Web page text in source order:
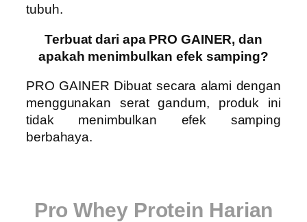
tubuh.
Terbuat dari apa PRO GAINER, dan
apakah menimbulkan efek samping?
PRO GAINER Dibuat secara alami dengan
menggunakan serat gandum, produk ini
tidak menimbulkan efek samping
berbahaya.
Pro Whey Protein Harian